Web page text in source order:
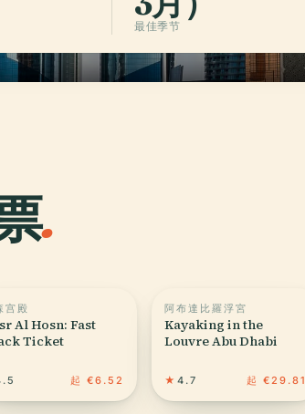
最佳季节
.
宫殿
Al Hosn: Fast
Ticket
起 €6.52
阿布達比羅浮宮
Kayaking in the
Louvre Abu Dhabi
★ 4.7 起 €29.81